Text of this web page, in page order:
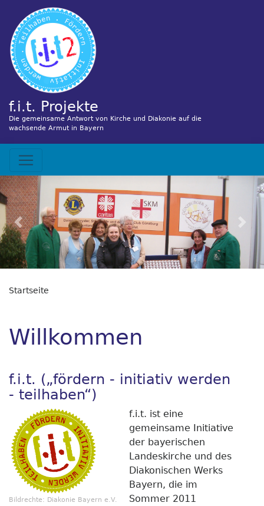
zum
Inhalt
f.i.t. Projekte
Die gemeinsame Antwort von Kirche und Diakonie auf die
wachsende Armut in Bayern
Hauptnavigation
Previous
Startseite
Willkommen
f.i.t. („fördern - initiativ werden
- teilhaben“)
Bildrechte: Diakonie Bayern e.V.
f.i.t. ist eine
gemeinsame Initiative
der bayerischen
Landeskirche und des
Diakonischen Werks
Bayern, die im
Sommer 2011